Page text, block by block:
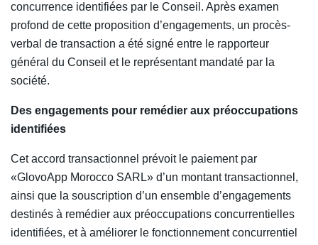
concurrence identifiées par le Conseil. Après examen
profond de cette proposition d’engagements, un procès-
verbal de transaction a été signé entre le rapporteur
général du Conseil et le représentant mandaté par la
société.
Des engagements pour remédier aux préoccupations
identifiées
Cet accord transactionnel prévoit le paiement par
«GlovoApp Morocco SARL» d’un montant transactionnel,
ainsi que la souscription d’un ensemble d’engagements
destinés à remédier aux préoccupations concurrentielles
identifiées, et à améliorer le fonctionnement concurrentiel